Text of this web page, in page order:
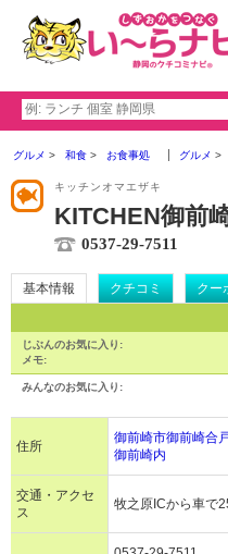
グルメ 和食 お食事処 グルメ
キッチンオマエザキ
KITCHEN御前
0537-29-7511
基本情報 クチコミ クー
じぶんのお気に入り:
メモ:
みんなのお気に入り:
住所
御前崎市御前崎
御前崎内
交通・アクセ
ス
牧之原ICから車で